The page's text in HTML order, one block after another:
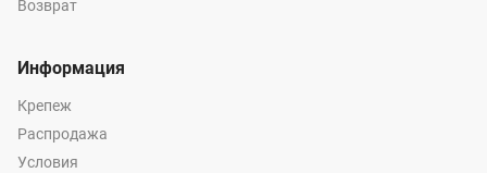
Возврат
Информация
Крепеж
Распродажа
Условия